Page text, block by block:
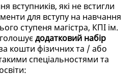
вступників, які не встигли
для вступу на навчання
ступеня магістра, КПІ ім.
додатковий набір
кошти фізичних та / або
спеціальностями та